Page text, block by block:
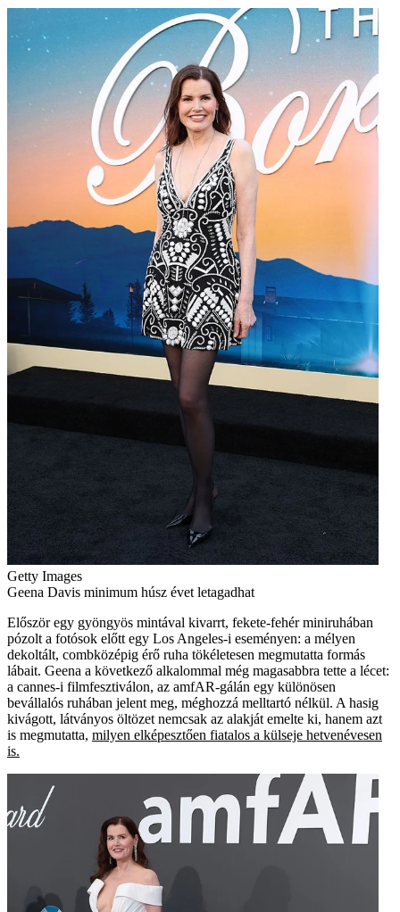
Getty Images
Geena Davis minimum húsz évet letagadhat
Először egy gyöngyös mintával kivarrt, fekete-fehér miniruhában
pózolt a fotósok előtt egy Los Angeles-i eseményen: a mélyen
dekoltált, combközépig érő ruha tökéletesen megmutatta formás
lábait. Geena a következő alkalommal még magasabbra tette a lécet:
a cannes-i filmfesztiválon, az amfAR-gálán egy különösen
bevállalós ruhában jelent meg, méghozzá melltartó nélkül. A hasig
kivágott, látványos öltözet nemcsak az alakját emelte ki, hanem azt
is megmutatta, milyen elképesztően fiatalos a külseje hetvenévesen
is.